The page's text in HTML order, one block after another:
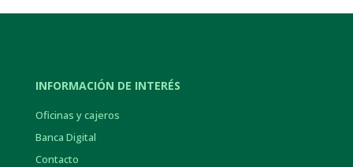
INFORMACIÓN DE INTERÉS
Oficinas y cajeros
Banca Digital
Contacto